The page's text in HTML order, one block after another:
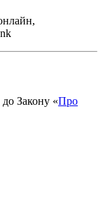
Закону «Про